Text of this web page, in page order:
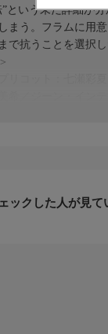
”という未だ詳細が
まう。フラムに用
で抗うことを選択
希／ジーン・イン
ックした人が見て